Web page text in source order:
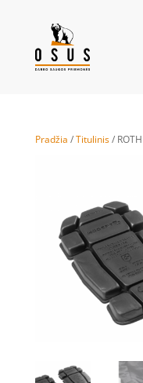
Pradžia /Titulinis/